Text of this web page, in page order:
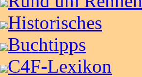
Historisches
Buchtipps
C4F-Lexikon